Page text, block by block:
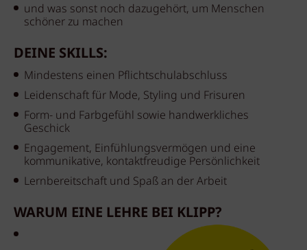
und was sonst noch dazugehört, um Menschen
schöner zu machen
DEINE SKILLS:
Mindestens einen Pflichtschulabschluss
Leidenschaft für Mode, Styling und Frisuren
Form- und Farbgefühl sowie handwerkliches
Geschick
Engagement, Einfühlungsvermögen und eine
kommunikative, kontaktfreudige Persönlichkeit
Lernbereitschaft und Spaß an der Arbeit
WARUM EINE LEHRE BEI KLIPP?